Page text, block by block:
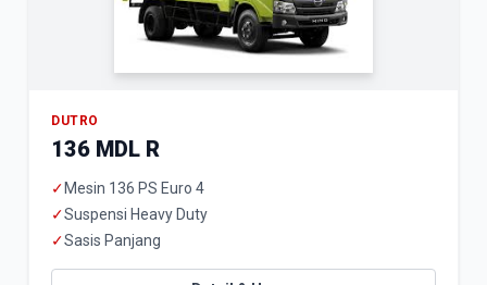
DUTRO
136 MDL R
✓ Mesin 136 PS Euro 4
✓Suspensi Heavy Duty
✓Sasis Panjang